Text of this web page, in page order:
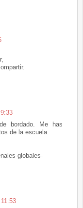
bordado. Me has
de la escuela.
globales-